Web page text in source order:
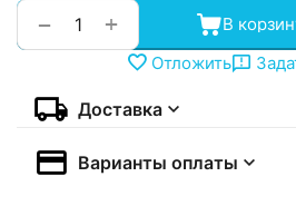
+
−
В
Отложить
Доставка
Варианты оплаты